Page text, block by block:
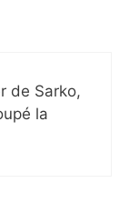
de Sarko,
la